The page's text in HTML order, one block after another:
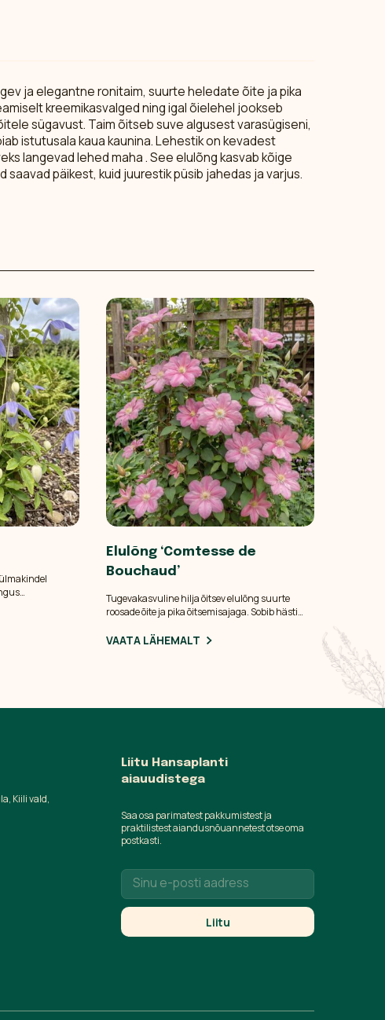
ja elegantne ronitaim, suurte heledate õite ja pika
kreemikasvalged ning igal õielehel jookseb
sügavust. Taim õitseb suve algusest varasügiseni,
istutusala kaua kaunina. Lehestik on kevadest
langevad lehed maha . See elulõng kasvab kõige
saavad päikest, kuid juurestik püsib jahedas ja varjus.
poolvarjus.
niisket,
Elulõng ‘Comtesse de
Bouchaud’
Tugevakasvuline hilja õitsev elulõng suurte
roosade õite ja pika õitsemisajaga. Sobib hästi
nii peenras kui ka suurtes pottides.
VAATA LÄHEMALT
Kiili vald,
Liitu Hansaplanti
aiauudistega
Saa osa parimatest pakkumistest ja
praktilistest aiandusnõuannetest otse oma
postkasti.